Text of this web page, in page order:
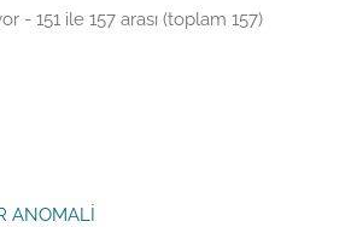
- 151 ile 157 arası (toplam 157)
ANOMALİ